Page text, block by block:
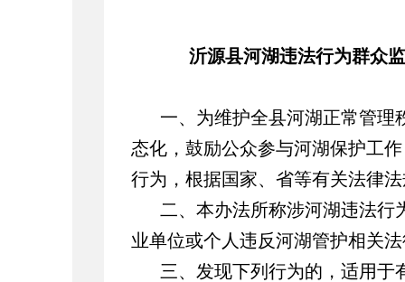
沂源县河湖违法行为群众
一、为维护全县河湖正常管理
态化，鼓励公众参与河湖保护工
行为，根据国家、省等有关法律
二、本办法所称涉河湖违法行
业单位或个人违反河湖管护相关
三、发现下列行为的，适用于